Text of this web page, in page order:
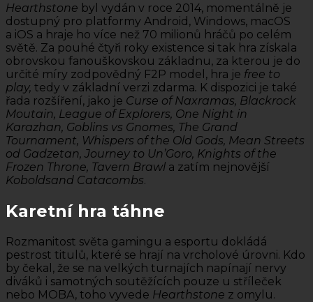
Hearthstone byl vydán v roce 2014, momentálně je
dostupný pro platformy Android, Windows, macOS
a iOS a hraje ho více než 70 milionů hráčů po celém
světě. Za pouhé čtyři roky existence si tak hra získala
obrovskou fanouškovskou základnu, za kterou je do
určité míry zodpovědný F2P model, hra je free to
play, tedy v základní verzi zdarma. K dispozici je také
řada rozšíření, jako je Curse of Naxramas, Blackrock
Moutain, League of Explorers, One Night in
Karazhan, Goblins vs Gnomes, The Grand
Tournament, Whispers of the Old Gods, Mean Streets
od Gadzetan, Journey to Un’Goro, Knights of the
Frozen Throne, Tavern Brawl a zatím nejnovější
Koboldsand Catacombs.
Karetní hra táhne
Rozmanitost světa gamingu a esportu dokládá
pestrost titulů, které se hrají na vrcholové úrovni. Kdo
by čekal, že se na velkých turnajích napínají nervy
diváků i samotných soutěžících pouze u stříleček
nebo MOBA, toho vyvede Hearthstone z omylu.